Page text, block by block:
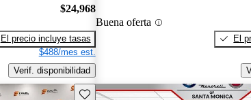
$24,968
El precio incluye tasas
$488/mes est.
Verif. disponibilidad
Buena oferta
El
Guarda este Aviso